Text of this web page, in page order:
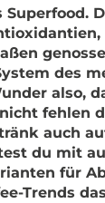
des
also,
fehlen
auch
du mit
für
Trends